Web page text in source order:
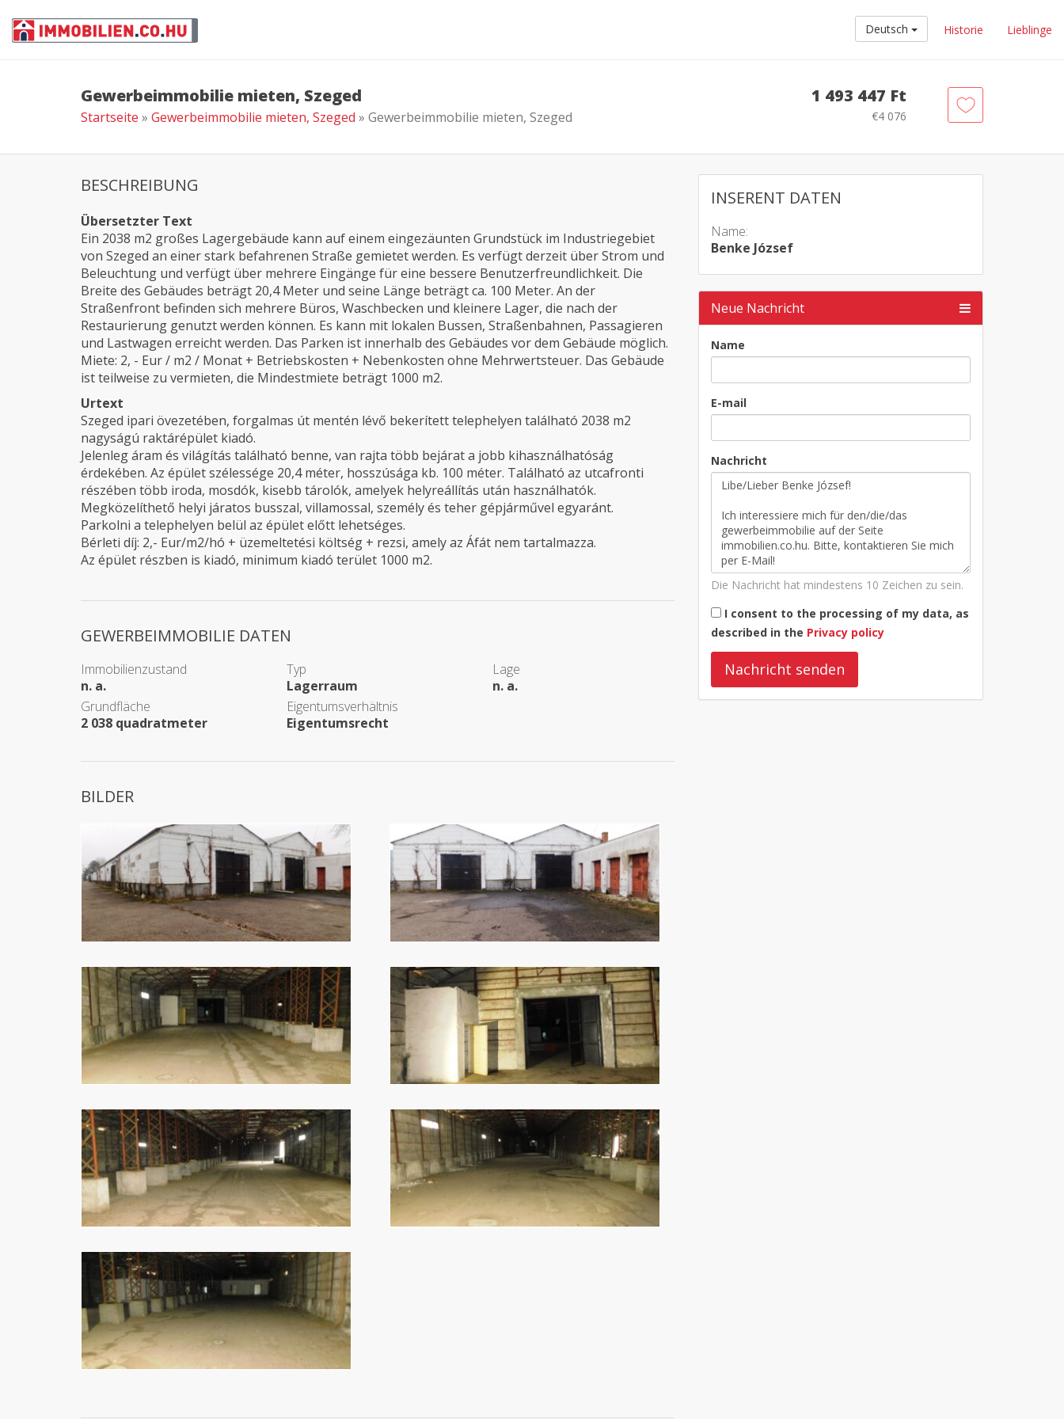
Deutsch Historie Lieblinge
Gewerbeimmobilie mieten, Szeged
Startseite » Gewerbeimmobilie mieten, Szeged » Gewerbeimmobilie mieten, Szeged
1 493 447 Ft
€4 076
INSERENT DATEN
Name:
Benke József
Neue Nachricht
Name
E-mail
Nachricht
Die Nachricht hat mindestens 10 Zeichen zu sein.
I consent to the processing of my data, as
described in the Privacy policy
Nachricht senden
BESCHREIBUNG
Übersetzter Text
Ein 2038 m2 großes Lagergebäude kann auf einem eingezäunten Grundstück im Industriegebiet
von Szeged an einer stark befahrenen Straße gemietet werden. Es verfügt derzeit über Strom und
Beleuchtung und verfügt über mehrere Eingänge für eine bessere Benutzerfreundlichkeit. Die
Breite des Gebäudes beträgt 20,4 Meter und seine Länge beträgt ca. 100 Meter. An der
Straßenfront befinden sich mehrere Büros, Waschbecken und kleinere Lager, die nach der
Restaurierung genutzt werden können. Es kann mit lokalen Bussen, Straßenbahnen, Passagieren
und Lastwagen erreicht werden. Das Parken ist innerhalb des Gebäudes vor dem Gebäude möglich.
Miete: 2, - Eur / m2 / Monat + Betriebskosten + Nebenkosten ohne Mehrwertsteuer. Das Gebäude
ist teilweise zu vermieten, die Mindestmiete beträgt 1000 m2.
Urtext
Szeged ipari övezetében, forgalmas út mentén lévő bekerített telephelyen található 2038 m2
nagyságú raktárépület kiadó.
Jelenleg áram és világítás található benne, van rajta több bejárat a jobb kihasználhatóság
érdekében. Az épület szélessége 20,4 méter, hosszúsága kb. 100 méter. Található az utcafronti
részében több iroda, mosdók, kisebb tárolók, amelyek helyreállítás után használhatók.
Megközelíthető helyi járatos busszal, villamossal, személy és teher gépjárművel egyaránt.
Parkolni a telephelyen belül az épület előtt lehetséges.
Bérleti díj: 2,- Eur/m2/hó + üzemeltetési költség + rezsi, amely az Áfát nem tartalmazza.
Az épület részben is kiadó, minimum kiadó terület 1000 m2.
GEWERBEIMMOBILIE DATEN
Immobilienzustand
n. a.
Typ
Lagerraum
Lage
n. a.
Grundfläche
2 038 quadratmeter
Eigentumsverhältnis
Eigentumsrecht
BILDER